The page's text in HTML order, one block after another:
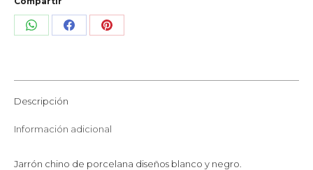
Share Share Share
Descripción
Información adicional
Jarrón chino de porcelana diseños blanco y negro.